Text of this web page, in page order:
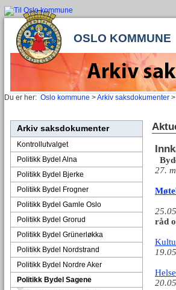
OSLO KOMMUNE
Du er her: Oslo kommune >Arkiv saksdokumenter >
Arkiv saksdokumenter
Kontrollutvalget
Politikk Bydel Alna
Politikk Bydel Bjerke
Politikk Bydel Frogner
Politikk Bydel Gamle Oslo
Politikk Bydel Grorud
Politikk Bydel Grünerløkka
Politikk Bydel Nordstrand
Politikk Bydel Nordre Aker
Politikk Bydel Sagene
27.
råd